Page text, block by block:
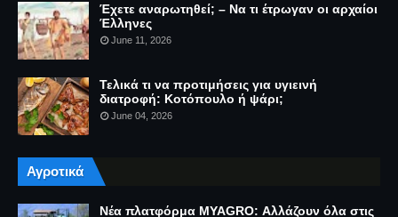
Έχετε αναρωτηθεί; – Να τι έτρωγαν οι αρχαίοι
Έλληνες
June 11, 2026
Τελικά τι να προτιμήσεις για υγιεινή
διατροφή: Κοτόπουλο ή ψάρι;
June 04, 2026
Αγροτικά
Νέα πλατφόρμα MYAGRO: Αλλάζουν όλα στις